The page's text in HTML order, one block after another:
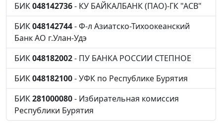
БИК048142736- КУ БАЙКАЛБАНК (ПАО)-ГК "АСВ"
БИК048142744- Ф-л Азиатско-Тихоокеанский
Банк АО г.Улан-Удэ
БИК048182002- ПУ БАНКА РОССИИ СТЕПНОЕ
БИК048182100- УФК по Республике Бурятия
БИК281000080- Избирательная комиссия
Республики Бурятия